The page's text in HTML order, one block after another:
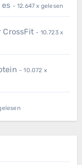
- 12.647 x gelesen
- 10.723 x
- 10.072 x